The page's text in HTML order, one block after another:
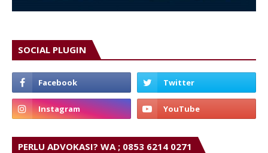
SOCIAL PLUGIN
PERLU ADVOKASI? WA ; 0853 6214 0271